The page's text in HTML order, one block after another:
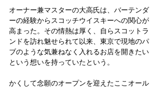
オーナー兼マスターの大高氏は、バーテンダ
ーの経験からスコッチウイスキーへの関心が
高まった。その情熱は厚く、自らスコットラ
ンドを訪れ魅せられて以来、東京で現地のパ
ブのような気兼ねなく入れるお店を開きたい
という想いを持っていたという。
かくして念願のオープンを迎えたここオール